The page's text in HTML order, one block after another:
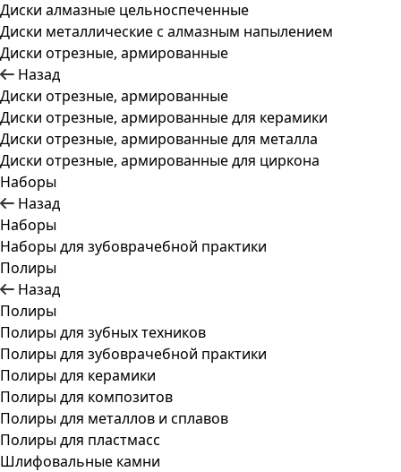
Диски алмазные цельноспеченные
Диски металлические с алмазным напылением
Диски отрезные, армированные
Назад
Диски отрезные, армированные
Диски отрезные, армированные для керамики
Диски отрезные, армированные для металла
Диски отрезные, армированные для циркона
Наборы
Назад
Наборы
Наборы для зубоврачебной практики
Полиры
Назад
Полиры
Полиры для зубных техников
Полиры для зубоврачебной практики
Полиры для керамики
Полиры для композитов
Полиры для металлов и сплавов
Полиры для пластмасс
Шлифовальные камни